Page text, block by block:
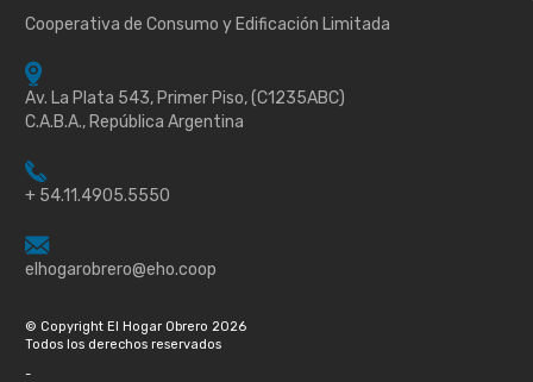
Cooperativa de Consumo y Edificación Limitada
Av. La Plata 543, Primer Piso, (C1235ABC)
C.A.B.A., República Argentina
+ 54.11.4905.5550
elhogarobrero@eho.coop
© Copyright El Hogar Obrero 2026
Todos los derechos reservados
-